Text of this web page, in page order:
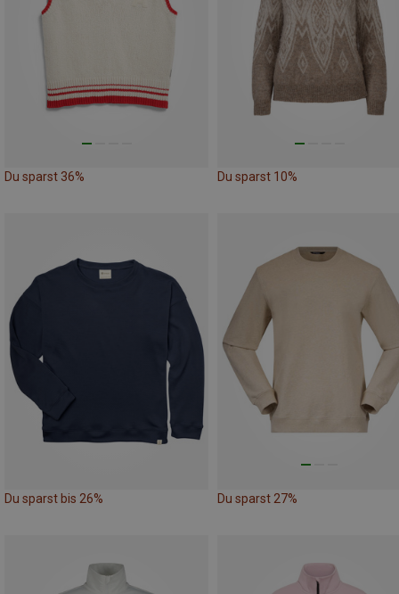
Du sparst 36% Du sparst 10%
Du sparst bis 26% Du sparst 27%